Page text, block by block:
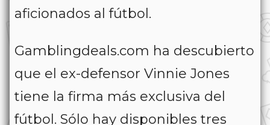
aficionados al fútbol.
Gamblingdeals.com ha descubierto
que el ex-defensor Vinnie Jones
tiene la firma más exclusiva del
fútbol. Sólo hay disponibles tres